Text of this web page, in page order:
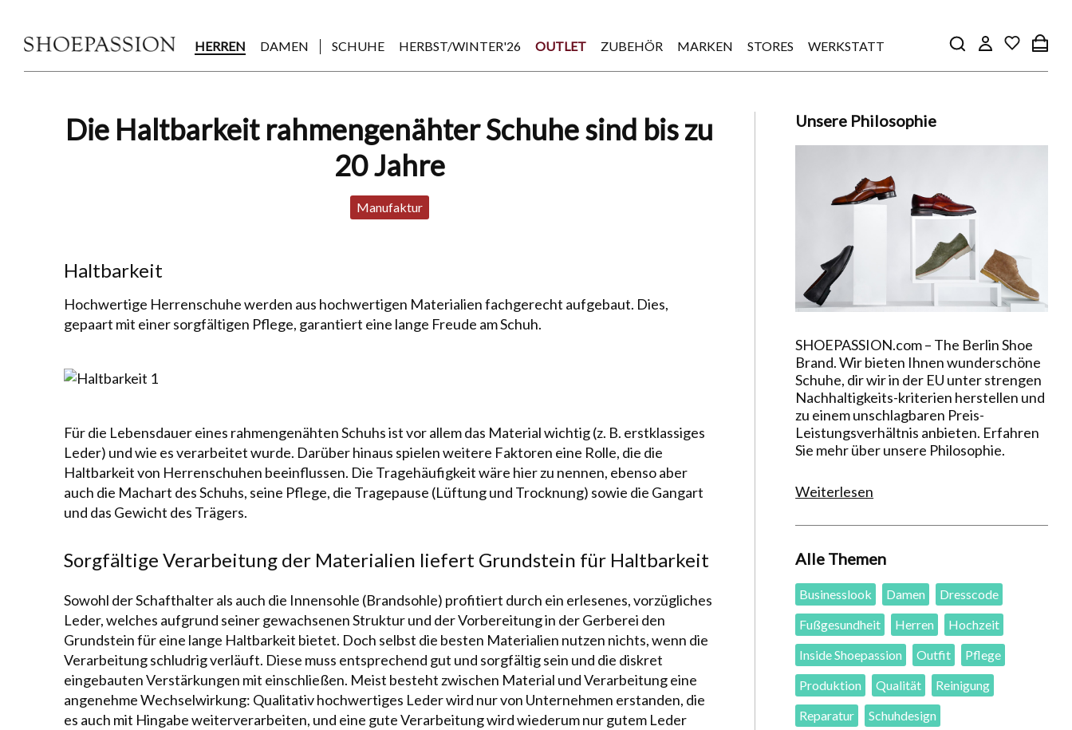
HERREN DAMEN SCHUHE HERBST/WINTER'26 OUTLET ZUBEHÖR MARKEN STORES WERKSTATT
Post
navigation
Die Haltbarkeit rahmengenähter Schuhe sind bis zu
20 Jahre
Manufaktur
Haltbarkeit
Hochwertige Herrenschuhe werden aus hochwertigen Ma­te­rialien fachgerecht aufgebaut. Dies,
gepaart mit einer sorg­fäl­tigen Pflege, garantiert eine lange Freude am Schuh.
Für die Lebensdauer eines rahmengenähten Schuhsist vor allem das Material wichtig (z. B. erstklassiges
Leder) und wie es verarbeitet wurde. Darüber hinaus spielen weitere Faktoren eine Rolle, die die
Haltbarkeit von Herrenschuhen beeinflussen. Die Tragehäufigkeit wäre hier zu nennen, ebenso aber
auch die Machart des Schuhs, seine Pflege, die Tragepause (Lüftung und Trocknung) sowie die Gangart
und das Gewicht des Trägers.
Sorgfältige Verarbeitung der Materialien liefert Grundstein für Haltbarkeit
Sowohl der Schafthalter als auch die Innensohle (Brandsohle) profitiert durch ein erlesenes, vorzügliches
Leder, welches aufgrund sei­ner gewachsenen Struktur und der Vorbereitung in derGerberei den
Grundstein für eine lange Haltbarkeit bietet. Doch selbst die besten Materialien nutzen nichts, wenn die
Verarbeitung schlu­drig ver­läuft. Diese muss entsprechend gut und sorgfältig sein und die dis­kret
eingebauten Verstärkungen mit einschließen. Meist besteht zwischen Material und Verarbeitung eine
ange­neh­me Wech­sel­wir­kung: Qualitativ hochwertiges Leder wird nur von Unternehmen erstanden, die
es auch mit Hingabe wei­ter­ver­arbeiten, und eine gute Verarbeitung wird wiederum nur gutem Leder
Unsere Philosophie
SHOEPASSION.com – The Berlin Shoe
Brand. Wir bieten Ihnen wunderschöne
Schuhe, dir wir in der EU unter strengen
Nachhaltigkeits-kriterien herstellen und
zu einem unschlagbaren Preis-
Leistungsverhältnis anbieten. Erfahren
Sie mehr über unsere Philosophie.
Weiterlesen
Alle Themen
Businesslook Damen
Dresscode
Fußgesundheit
Herren
Hochzeit
Inside Shoepassion
Outfit
Pflege
Produktion
Qualität
Reinigung
Reparatur
Schuhdesign